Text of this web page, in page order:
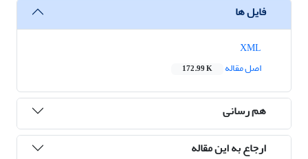
فایل ها
اصل مقاله
172.99 K
هم رسانی
ارجاع به این مقاله